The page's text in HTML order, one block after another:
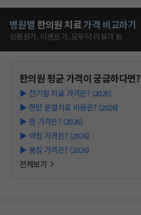
병원별 한의원 치료가격 비교하기
심평원가, 이벤트가, 모두닥 리뷰가 등
한의원평균 가격이 궁금하다면?
▶ 전기침 치료 가격은? (2026)
▶ 한방 온열치료 비용은? (2026)
▶ 뜸 가격은? (2026)
▶ 약침 가격은? (2026)
▶ 봉침 가격은? (2026)
전체보기